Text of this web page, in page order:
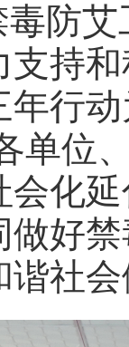
防
持
行
单位
化
好
谐社